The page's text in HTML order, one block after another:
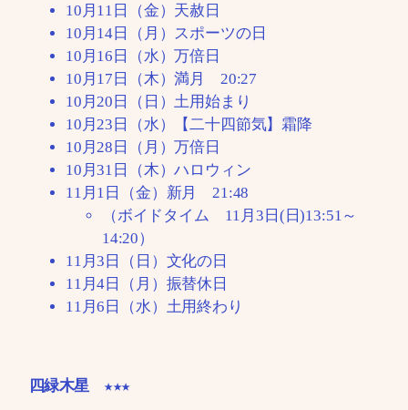
10月11日（金）天赦日
10月14日（月）スポーツの日
10月16日（水）万倍日
10月17日（木）満月 20:27
10月20日（日）土用始まり
10月23日（水）【二十四節気】霜降
10月28日（月）万倍日
10月31日（木）ハロウィン
11月1日（金）新月 21:48
（ボイドタイム 11月3日(日)13:51～
14:20）
11月3日（日）文化の日
11月4日（月）振替休日
11月6日（水）土用終わり
四緑木星 ★★★